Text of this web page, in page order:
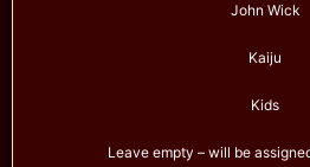
John Wick
Kaiju
Kids
Leave empty – will be